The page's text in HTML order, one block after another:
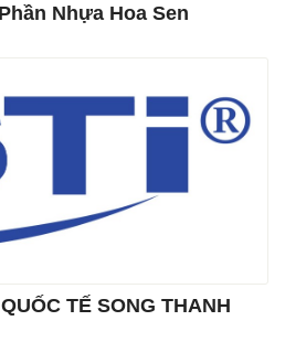
Nhựa Hoa Sen
TẾ SONG THANH